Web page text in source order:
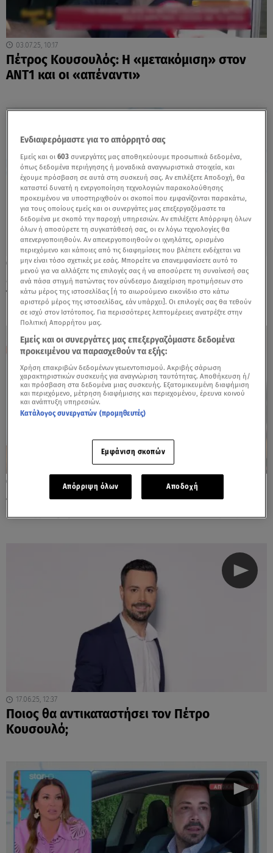
03.07.25, 10:17
Πέτρος Κουσουλός: Η «μετακόμιση» στον
ΑΝΤ1 και οι «απέναντι»
24.06.25, 10:39
Μετακομίζει το Rouk Zouk μετά την άφιξη
του Πέτρου Κουσουλού;
Ζήνα Κουτσελίνη: Η Στεφανίδου, η
17.06.25, 12:37
Ποιος θα αντικαταστήσει τον Πέτρο
Κουσουλό;
Ενδιαφερόμαστε για το απόρρητό σας
Εμείς και οι603 συνεργάτες μας αποθηκεύουμε προσωπικά δεδομένα,
όπως δεδομένα περιήγησης ή μοναδικά αναγνωριστικά στοιχεία, και
έχουμε πρόσβαση σε αυτά στη συσκευή σας. Αν επιλέξετε Αποδοχή, θα
καταστεί δυνατή η ενεργοποίηση τεχνολογιών παρακολούθησης
προκειμένου να υποστηριχθούν οι σκοποί που εμφανίζονται παρακάτω,
για τους οποίους εμείς και οι συνεργάτες μας επεξεργαζόμαστε τα
δεδομένα με σκοπό την παροχή υπηρεσιών. Αν επιλέξετε Απόρριψη όλων
όλων ή αποσύρετε τη συγκατάθεσή σας, οι εν λόγω τεχνολογίες θα
απενεργοποιηθούν. Αν απενεργοποιηθούν οι ιχνηλάτες, ορισμένο
περιεχόμενο και κάποιες από τις διαφημίσεις που βλέπετε ενδέχεται να
μην είναι τόσο σχετικές με εσάς. Μπορείτε να επανεμφανίσετε αυτό το
μενού για να αλλάξετε τις επιλογές σας ή να αποσύρετε τη συναίνεσή σας
ανά πάσα στιγμή πατώντας τον σύνδεσμο Διαχείριση προτιμήσεων στο
κάτω μέρος της ιστοσελίδας [ή το αιωρούμενο εικονίδιο στο κάτω
αριστερό μέρος της ιστοσελίδας, εάν υπάρχει]. Οι επιλογές σας θα τεθούν
σε ισχύ στον Ιστότοπος. Για περισσότερες λεπτομέρειες ανατρέξτε στην
Πολιτική Απορρήτου μας.
Εμείς και οι συνεργάτες μας επεξεργαζόμαστε δεδομένα
προκειμένου να παρασχεθούν τα εξής:
Χρήση επακριβών δεδομένων γεωεντοπισμού. Ακριβής σάρωση
χαρακτηριστικών συσκευής για αναγνώριση ταυτότητας. Αποθήκευση ή/
και πρόσβαση στα δεδομένα μιας συσκευής. Εξατομικευμένη διαφήμιση
και περιεχόμενο, μέτρηση διαφήμισης και περιεχομένου, έρευνα κοινού
και ανάπτυξη υπηρεσιών.
Κατάλογος συνεργατών (προμηθευτές)
Εμφάνιση σκοπών
Απόρριψη όλων Αποδοχή